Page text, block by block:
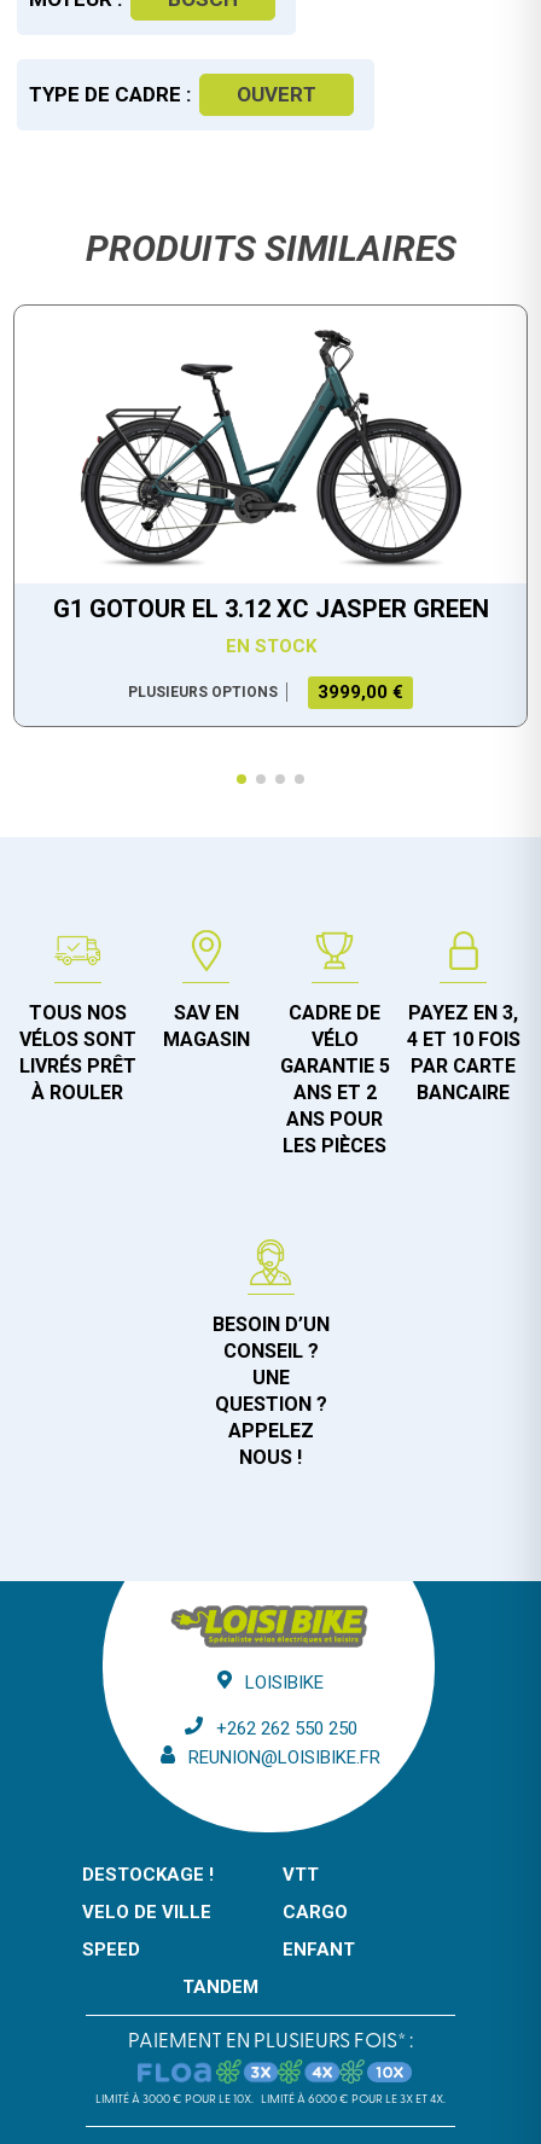
TYPE DE CADRE : OUVERT
PRODUITS SIMILAIRES
G1 GOTOUR EL 3.12 XC JASPER GREEN
EN STOCK
PLUSIEURS OPTIONS 3999,00 €
TOUS NOS
VÉLOS SONT
LIVRÉS PRÊT
À ROULER
SAV EN
MAGASIN
CADRE DE
VÉLO
GARANTIE 5
ANS ET 2
ANS POUR
LES PIÈCES
PAYEZ EN 3,
4 ET 10 FOIS
PAR CARTE
BANCAIRE
BESOIN D’UN
CONSEIL ?
UNE
QUESTION ?
APPELEZ
NOUS !
LOISIBIKE
+262 262 550 250
REUNION@LOISIBIKE.FR
DESTOCKAGE !
VTT
VELO DE VILLE
CARGO
SPEED
ENFANT
TANDEM
PAIEMENT EN PLUSIEURS FOIS* :
LIMITÉ À 3000 € POUR LE 10X. LIMITÉ À 6000 € POUR LE 3X ET 4X.